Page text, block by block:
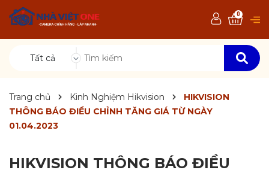
Tất cả
0
Trang chủ Kinh Nghiệm Hikvision
HIKVISION
THÔNG BÁO ĐIỀU CHỈNH TĂNG GIÁ TỪ NGÀY
01.04.2023
HIKVISION THÔNG BÁO ĐIỀU